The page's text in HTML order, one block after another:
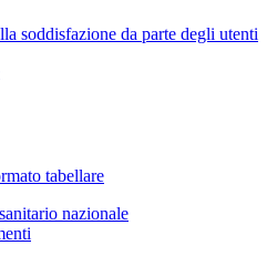
soddisfazione da parte degli utenti
tabellare
nazionale